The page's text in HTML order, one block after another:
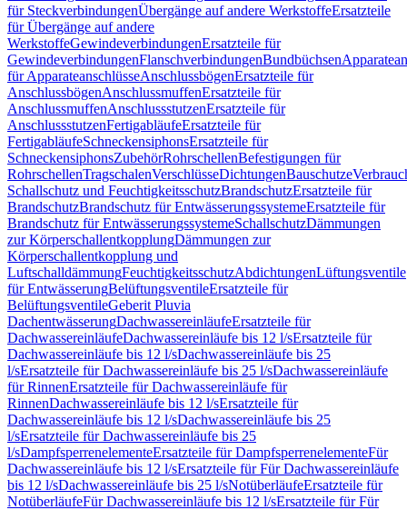
für SteckverbindungenÜbergänge auf andere WerkstoffeErsatzteile
für Übergänge auf andere
WerkstoffeGewindeverbindungenErsatzteile für
GewindeverbindungenFlanschverbindungenBundbüchsen
für ApparateanschlüsseAnschlussbögenErsatzteile für
AnschlussbögenAnschlussmuffenErsatzteile für
AnschlussmuffenAnschlussstutzenErsatzteile für
AnschlussstutzenFertigabläufeErsatzteile für
FertigabläufeSchneckensiphonsErsatzteile für
SchneckensiphonsZubehörRohrschellenBefestigungen für
RohrschellenTragschalenVerschlüsseDichtungenBauschutze
Schallschutz und FeuchtigkeitsschutzBrandschutzErsatzteile für
BrandschutzBrandschutz für EntwässerungssystemeErsatzteile für
Brandschutz für EntwässerungssystemeSchallschutzDämmungen
zur KörperschallentkopplungDämmungen zur
Körperschallentkopplung und
LuftschalldämmungFeuchtigkeitsschutzAbdichtungenLüftungsventile
für EntwässerungBelüftungsventileErsatzteile für
BelüftungsventileGeberit Pluvia
DachentwässerungDachwassereinläufeErsatzteile für
DachwassereinläufeDachwassereinläufe bis 12 l/sErsatzteile für
Dachwassereinläufe bis 12 l/sDachwassereinläufe bis 25
l/sErsatzteile für Dachwassereinläufe bis 25 l/sDachwassereinläufe
für RinnenErsatzteile für Dachwassereinläufe für
RinnenDachwassereinläufe bis 12 l/sErsatzteile für
Dachwassereinläufe bis 12 l/sDachwassereinläufe bis 25
l/sErsatzteile für Dachwassereinläufe bis 25
l/sDampfsperrenelementeErsatzteile für DampfsperrenelementeFür
Dachwassereinläufe bis 12 l/sErsatzteile für Für Dachwassereinläufe
bis 12 l/sDachwassereinläufe bis 25 l/sNotüberläufeErsatzteile für
NotüberläufeFür Dachwassereinläufe bis 12 l/sErsatzteile für Für